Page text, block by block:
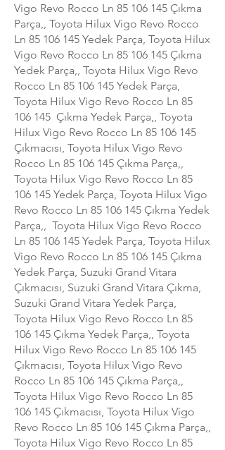
Vigo Revo Rocco Ln 85 106 145 Çıkma
Parça,, Toyota Hilux Vigo Revo Rocco
Ln 85 106 145 Yedek Parça, Toyota Hilux
Vigo Revo Rocco Ln 85 106 145 Çıkma
Yedek Parça,, Toyota Hilux Vigo Revo
Rocco Ln 85 106 145 Yedek Parça,
Toyota Hilux Vigo Revo Rocco Ln 85
106 145 Çıkma Yedek Parça,, Toyota
Hilux Vigo Revo Rocco Ln 85 106 145
Çıkmacısı, Toyota Hilux Vigo Revo
Rocco Ln 85 106 145 Çıkma Parça,,
Toyota Hilux Vigo Revo Rocco Ln 85
106 145 Yedek Parça, Toyota Hilux Vigo
Revo Rocco Ln 85 106 145 Çıkma Yedek
Parça,, Toyota Hilux Vigo Revo Rocco
Ln 85 106 145 Yedek Parça, Toyota Hilux
Vigo Revo Rocco Ln 85 106 145 Çıkma
Yedek Parça, Suzuki Grand Vitara
Çıkmacısı, Suzuki Grand Vitara Çıkma,
Suzuki Grand Vitara Yedek Parça,
Toyota Hilux Vigo Revo Rocco Ln 85
106 145 Çıkma Yedek Parça,, Toyota
Hilux Vigo Revo Rocco Ln 85 106 145
Çıkmacısı, Toyota Hilux Vigo Revo
Rocco Ln 85 106 145 Çıkma Parça,,
Toyota Hilux Vigo Revo Rocco Ln 85
106 145 Çıkmacısı, Toyota Hilux Vigo
Revo Rocco Ln 85 106 145 Çıkma Parça,,
Toyota Hilux Vigo Revo Rocco Ln 85